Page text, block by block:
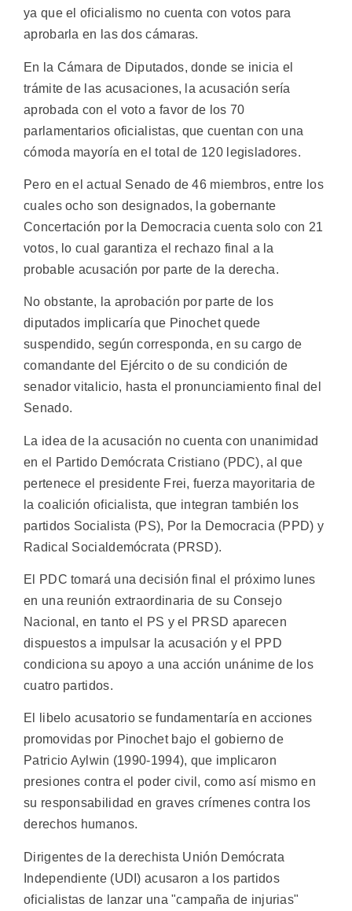
ya que el oficialismo no cuenta con votos para
aprobarla en las dos cámaras.
En la Cámara de Diputados, donde se inicia el
trámite de las acusaciones, la acusación sería
aprobada con el voto a favor de los 70
parlamentarios oficialistas, que cuentan con una
cómoda mayoría en el total de 120 legisladores.
Pero en el actual Senado de 46 miembros, entre los
cuales ocho son designados, la gobernante
Concertación por la Democracia cuenta solo con 21
votos, lo cual garantiza el rechazo final a la
probable acusación por parte de la derecha.
No obstante, la aprobación por parte de los
diputados implicaría que Pinochet quede
suspendido, según corresponda, en su cargo de
comandante del Ejército o de su condición de
senador vitalicio, hasta el pronunciamiento final del
Senado.
La idea de la acusación no cuenta con unanimidad
en el Partido Demócrata Cristiano (PDC), al que
pertenece el presidente Frei, fuerza mayoritaria de
la coalición oficialista, que integran también los
partidos Socialista (PS), Por la Democracia (PPD) y
Radical Socialdemócrata (PRSD).
El PDC tomará una decisión final el próximo lunes
en una reunión extraordinaria de su Consejo
Nacional, en tanto el PS y el PRSD aparecen
dispuestos a impulsar la acusación y el PPD
condiciona su apoyo a una acción unánime de los
cuatro partidos.
El libelo acusatorio se fundamentaría en acciones
promovidas por Pinochet bajo el gobierno de
Patricio Aylwin (1990-1994), que implicaron
presiones contra el poder civil, como así mismo en
su responsabilidad en graves crímenes contra los
derechos humanos.
Dirigentes de la derechista Unión Demócrata
Independiente (UDI) acusaron a los partidos
oficialistas de lanzar una "campaña de injurias"